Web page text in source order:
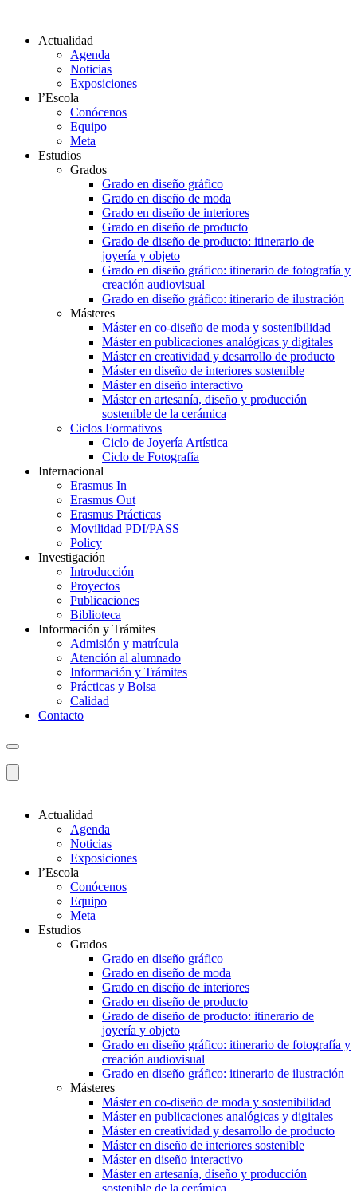
Actualidad
Agenda
Noticias
Exposiciones
l’Escola
Conócenos
Equipo
Meta
Estudios
Grados
Grado en diseño gráfico
Grado en diseño de moda
Grado en diseño de interiores
Grado en diseño de producto
Grado de diseño de producto: itinerario de
joyería y objeto
Grado en diseño gráfico: itinerario de fotografía y
creación audiovisual
Grado en diseño gráfico: itinerario de ilustración
Másteres
Máster en co-diseño de moda y sostenibilidad
Máster en publicaciones analógicas y digitales
Máster en creatividad y desarrollo de producto
Máster en diseño de interiores sostenible
Máster en diseño interactivo
Máster en artesanía, diseño y producción
sostenible de la cerámica
Ciclos Formativos
Ciclo de Joyería Artística
Ciclo de Fotografía
Internacional
Erasmus In
Erasmus Out
Erasmus Prácticas
Movilidad PDI/PASS
Policy
Investigación
Introducción
Proyectos
Publicaciones
Biblioteca
Información y Trámites
Admisión y matrícula
Atención al alumnado
Información y Trámites
Prácticas y Bolsa
Calidad
Contacto
Actualidad
Agenda
Noticias
Exposiciones
l’Escola
Conócenos
Equipo
Meta
Estudios
Grados
Grado en diseño gráfico
Grado en diseño de moda
Grado en diseño de interiores
Grado en diseño de producto
Grado de diseño de producto: itinerario de
joyería y objeto
Grado en diseño gráfico: itinerario de fotografía y
creación audiovisual
Grado en diseño gráfico: itinerario de ilustración
Másteres
Máster en co-diseño de moda y sostenibilidad
Máster en publicaciones analógicas y digitales
Máster en creatividad y desarrollo de producto
Máster en diseño de interiores sostenible
Máster en diseño interactivo
Máster en artesanía, diseño y producción
sostenible de la cerámica